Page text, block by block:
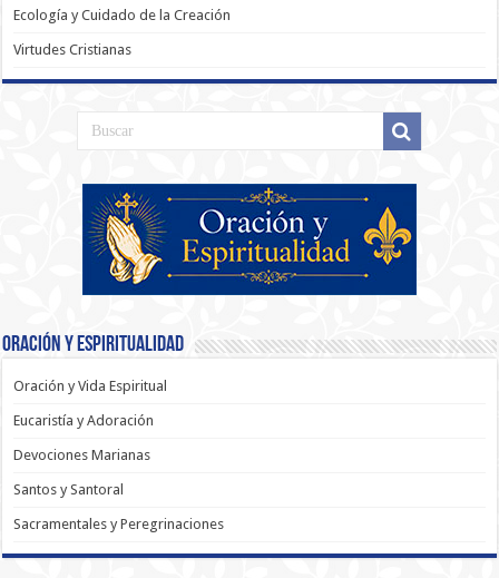
Ecología y Cuidado de la Creación
Virtudes Cristianas
Oración y Espiritualidad
Oración y Vida Espiritual
Eucaristía y Adoración
Devociones Marianas
Santos y Santoral
Sacramentales y Peregrinaciones